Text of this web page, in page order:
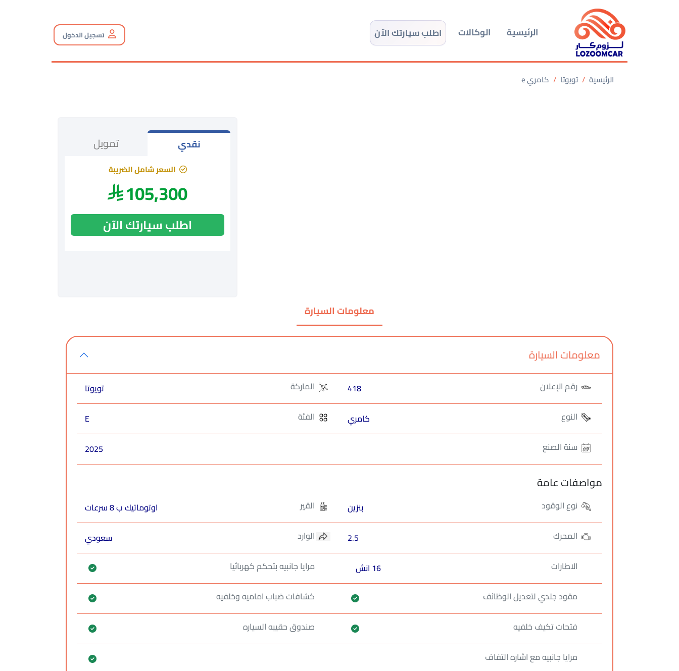
الرئيسية الوكالات اطلب سيارتك الآن تسجيل الدخول
الرئيسية تويوتا كامري e
نقدي تمويل
السعر شامل الضريبة
105,300
اطلب سيارتك الآن
معلومات السيارة
معلومات السيارة
رقم الإعلان 418 الماركة
تويوتا
النوع
كامري الفئة
E
سنة الصنع
2025
مواصفات عامة
نوع الوقود بنزين القير
اوتوماتيك ب 8 سرعات
المحرك
2.5 الوارد
سعودي
الاطارات
16 انش
مرايا جانبيه بتحكم كهربائيا
مقود جلدي لتعديل الوظائف
كشافات ضباب اماميه وخلفيه
فتحات تكيف خلفيه
صندوق حقيبه السياره
مرايا جانبيه مع اشاره التفاف